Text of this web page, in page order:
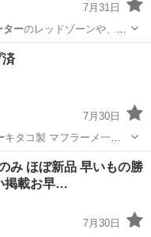
7月31日
ターのレッドゾーンや、フ
7月30日
キタコ製 マフラーメ一カ
もの勝
掲載お早…
7月30日